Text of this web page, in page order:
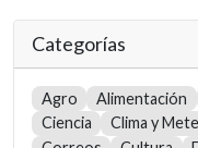
Categorías
Agro Alimentación
Ciencia
Clima y